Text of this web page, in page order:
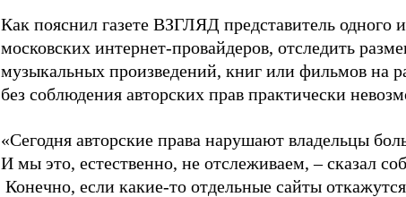
Как пояснил газете ВЗГЛЯД представитель одного
московских интернет-провайдеров, отследить
музыкальных произведений, книг или фильмов на
без соблюдения авторских прав практически
«Сегодня авторские права нарушают владельцы
И мы это, естественно, не отслеживаем, – сказал
Конечно, если какие-то отдельные сайты